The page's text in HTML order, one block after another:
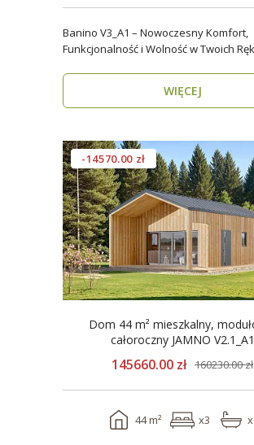
Banino V3_A1 – Nowoczesny Komfort,
Funkcjonalność i Wolność w Twoich Rękach
WIĘCEJ
-14570.00 zł
Dom 44 m² mieszkalny,
całoroczny JAMNO V2.1_A1
145660.00 zł 160230.00 zł
44 m² x3